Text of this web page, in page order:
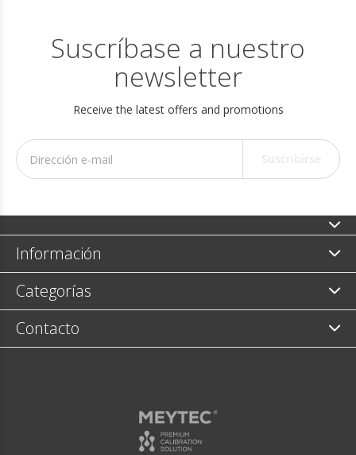
Suscríbase a nuestro
newsletter
Receive the latest offers and promotions
Información
Categorías
Contacto